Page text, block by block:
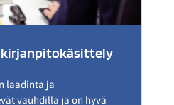
kirjanpitokäsittely
laadinta ja
vauhdilla ja on hyvä